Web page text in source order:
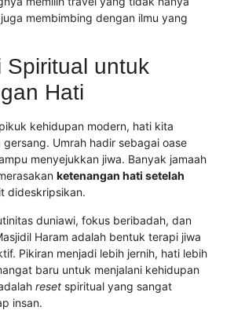
membimbing dengan ilmu yang
Spiritual untuk
Hati
kehidupan modern, hati kita
gersang. Umrah hadir sebagai oase
menyejukkan jiwa. Banyak jamaah
ketenangan hati setelah
dideskripsikan.
duniawi, fokus beribadah, dan
Haram adalah bentuk terapi jiwa
Pikiran menjadi lebih jernih, hati lebih
baru untuk menjalani kehidupan
reset spiritual yang sangat
insan.